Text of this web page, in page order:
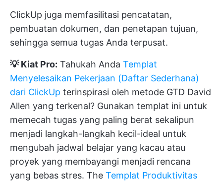
ClickUp juga memfasilitasi pencatatan,
pembuatan dokumen, dan penetapan tujuan,
sehingga semua tugas Anda terpusat.
💡 Kiat Pro: Tahukah Anda Templat
Menyelesaikan Pekerjaan (Daftar Sederhana)
dari ClickUp terinspirasi oleh metode GTD David
Allen yang terkenal? Gunakan templat ini untuk
memecah tugas yang paling berat sekalipun
menjadi langkah-langkah kecil-ideal untuk
mengubah jadwal belajar yang kacau atau
proyek yang membayangi menjadi rencana
yang bebas stres. The Templat Produktivitas